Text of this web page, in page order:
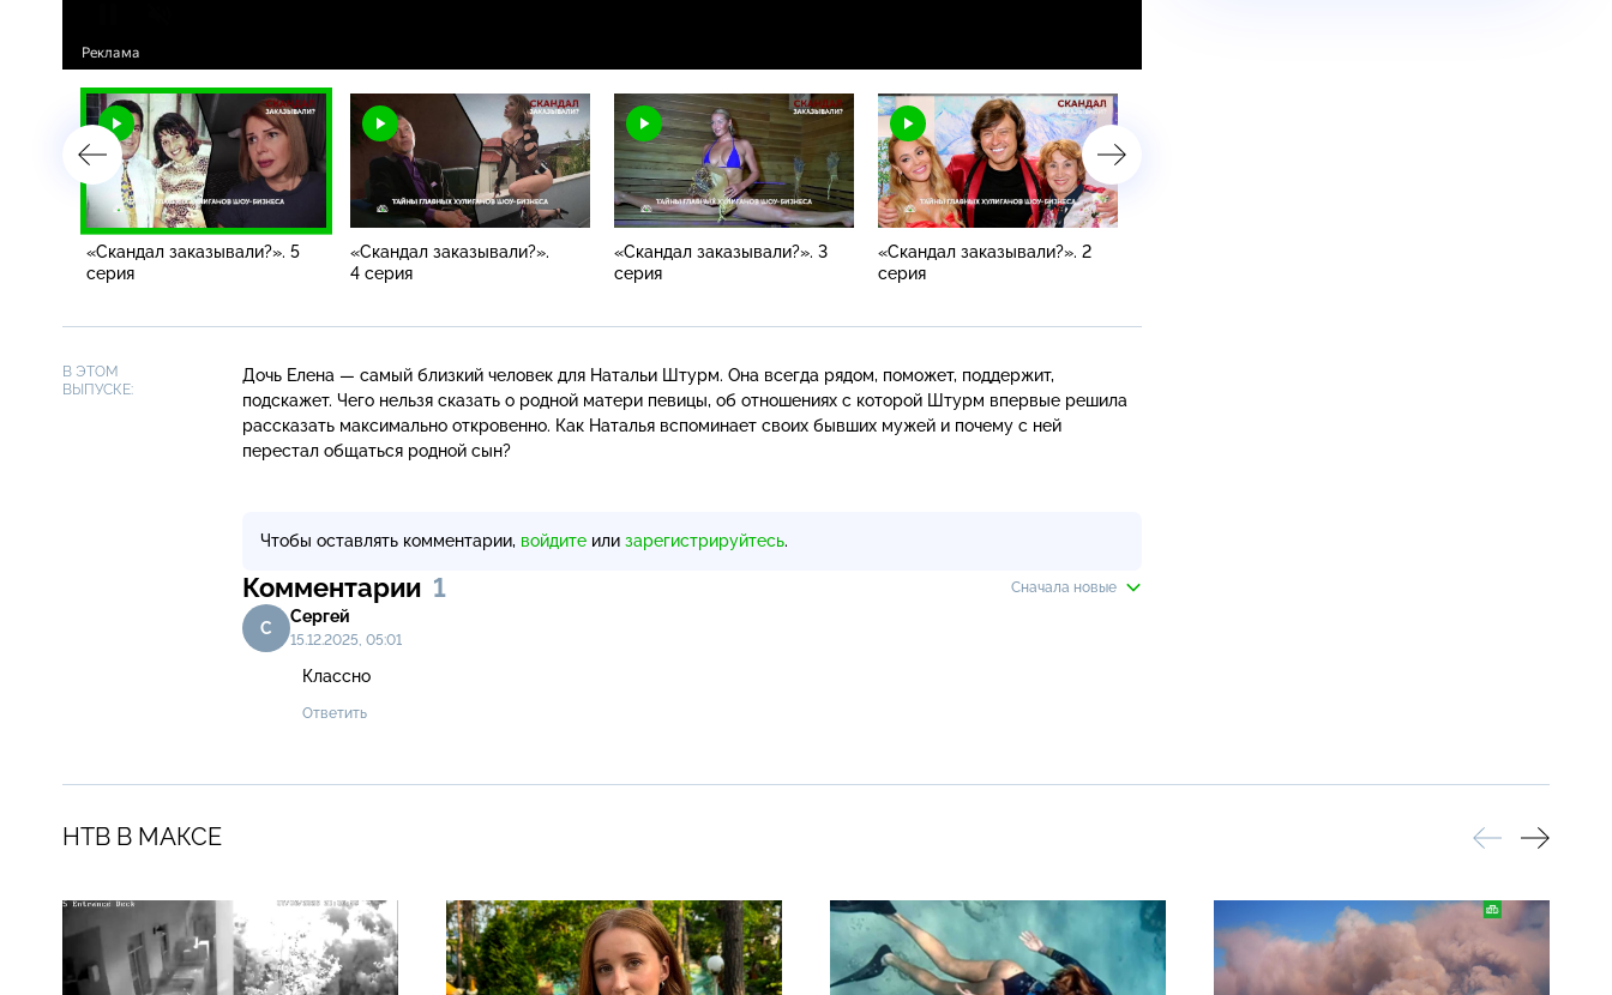
«Скандал заказывали?». 5
серия
«Скандал заказывали?».
4 серия
«Скандал заказывали?». 3
серия
«Скандал заказывали?». 2
серия
В ЭТОМ
ВЫПУСКЕ:
Дочь Елена — самый близкий человек для Натальи Штурм. Она всегда рядом, поможет, поддержит,
подскажет. Чего нельзя сказать о родной матери певицы, об отношениях с которой Штурм впервые решила
рассказать максимально откровенно. Как Наталья вспоминает своих бывших мужей и почему с ней
перестал общаться родной сын?
Чтобы оставлять комментарии, войдите или зарегистрируйтесь.
Комментарии 1 Сначала новые
С
Сергей
15.12.2025, 05:01
Классно
Ответить
НТВ В МАКСЕ